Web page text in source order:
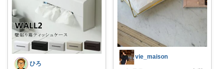
ひろ
vie_maison